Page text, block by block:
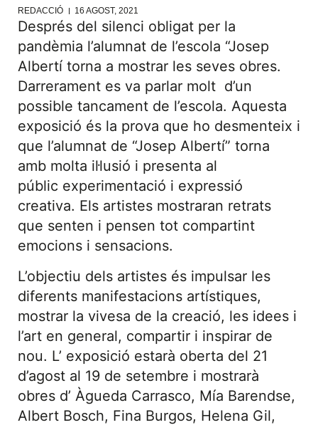
REDACCIÓ 16 AGOST, 2021
Després del silenci obligat per la
pandèmia l’alumnat de l’escola “Josep
Albertí torna a mostrar les seves obres.
Darrerament es va parlar molt d’un
possible tancament de l’escola. Aquesta
exposició és la prova que ho desmenteix i
que l’alumnat de “Josep Albertí” torna
amb molta il·lusió i presenta al
públic experimentació i expressió
creativa. Els artistes mostraran retrats
que senten i pensen tot compartint
emocions i sensacions.
L’objectiu dels artistes és impulsar les
diferents manifestacions artístiques,
mostrar la vivesa de la creació, les idees i
l’art en general, compartir i inspirar de
nou. L’ exposició estarà oberta del 21
d’agost al 19 de setembre i mostrarà
obres d’ Àgueda Carrasco, Mía Barendse,
Albert Bosch, Fina Burgos, Helena Gil,